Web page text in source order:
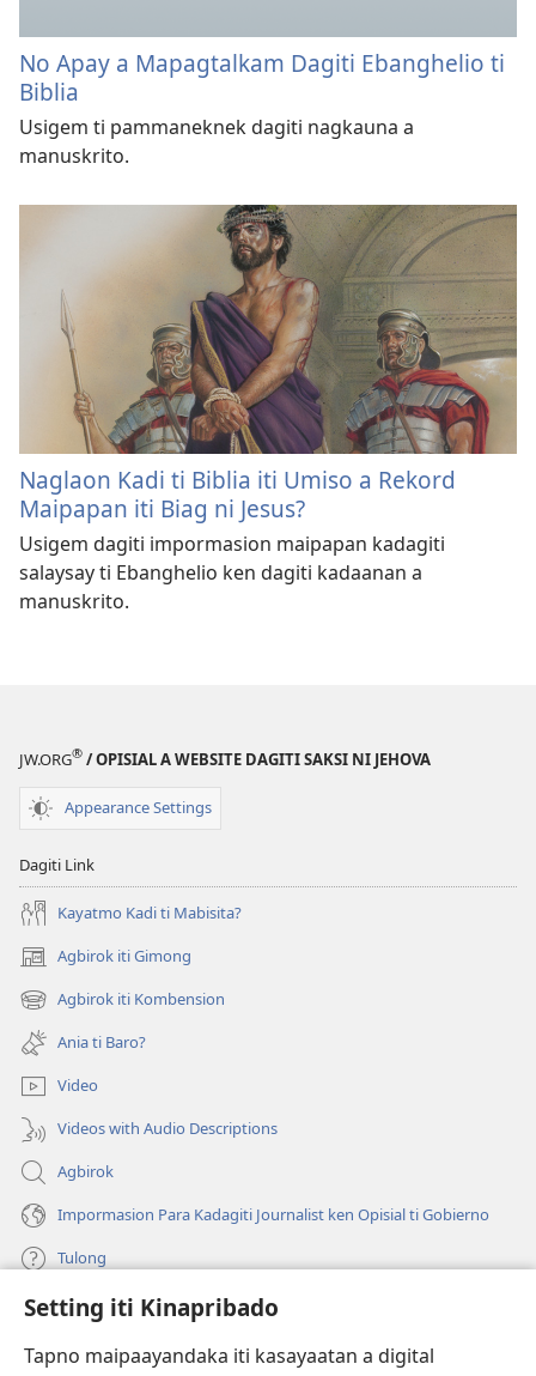
Setting iti Kinapribado
Tapno maipaayandaka iti kasayaatan a digital
No Apay a Mapagtalkam Dagiti Ebanghelio ti
Biblia
Usigem ti pammaneknek dagiti nagkauna a
manuskrito.
Naglaon Kadi ti Biblia iti Umiso a Rekord
Maipapan iti Biag ni Jesus?
Usigem dagiti impormasion maipapan kadagiti
salaysay ti Ebanghelio ken dagiti kadaanan a
manuskrito.
JW.ORG® / OPISIAL A WEBSITE DAGITI SAKSI NI JEHOVA
Appearance Settings
Dagiti Link
Kayatmo Kadi ti Mabisita?
Agbirok iti Gimong
(manglukat
iti
baro
window)
Agbirok iti Kombension
(manglukat
iti
baro
a
window)
Ania ti Baro?
Video
Videos with Audio Descriptions
Agbirok
Impormasion Para Kadagiti Journalist ken Opisial ti Gobierno
Tulong
Donasion
(manglukat
iti